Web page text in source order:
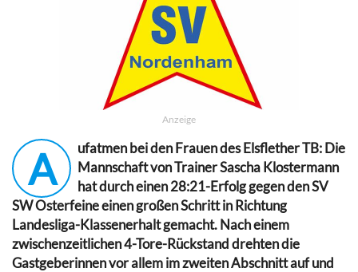
Anzeige
A
ufatmen bei den Frauen des Elsflether TB: Die
Mannschaft von Trainer Sascha Klostermann
hat durch einen 28:21-Erfolg gegen den SV
SW Osterfeine einen großen Schritt in Richtung
Landesliga-Klassenerhalt gemacht. Nach einem
zwischenzeitlichen 4-Tore-Rückstand drehten die
Gastgeberinnen vor allem im zweiten Abschnitt auf und